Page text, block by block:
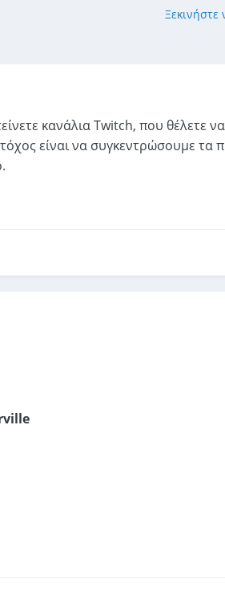
κανάλια Twitch, που θέλετε
είναι να συγκεντρώσουμε τα